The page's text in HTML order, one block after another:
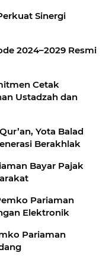
Sinergi
2024–2029 Resmi
Cetak
Ustadzah dan
Yota Balad
Berakhlak
Bayar Pajak
Pariaman
Elektronik
Pariaman